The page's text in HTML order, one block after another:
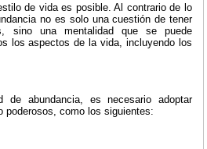
de vida es posible. Al contrario de lo
no es solo una cuestión de tener
sino una mentalidad que se puede
los aspectos de la vida, incluyendo los
de abundancia, es necesario adoptar
poderosos, como los siguientes: